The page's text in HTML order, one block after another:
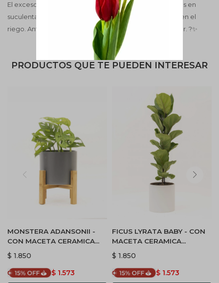
El exceso de agua es la causa más común de problemas en
suculentas, en ambientes interiores no mojar sus hojas en el
riego. Ante la duda, esperar un poco más antes de regar. ?✨
PRODUCTOS QUE TE PUEDEN INTERESAR
MONSTERA ADANSONII -
CON MACETA CERAMICA
GRIS OSCURA CON
SOPORTE
$ 1.850
$ 1.573
FICUS LYRATA BABY - CON
MACETA CERAMICA
BLANCA
$ 1.850
$ 1.573